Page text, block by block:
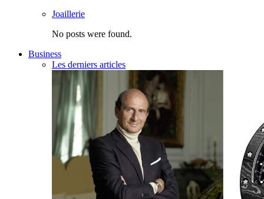
Joaillerie
No posts were found.
Business
Les derniers articles